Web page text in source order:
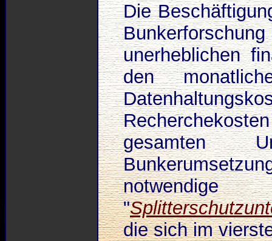
Die
unerheblichen
den
gesamten
"
die sich im